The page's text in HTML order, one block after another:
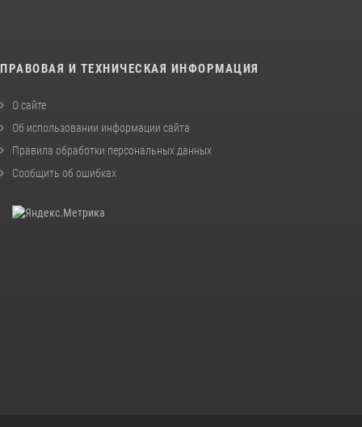
ПРАВОВАЯ И ТЕХНИЧЕСКАЯ ИНФОРМАЦИЯ
О сайте
Об использовании информации сайта
Правила обработки персональных данных
Сообщить об ошибках